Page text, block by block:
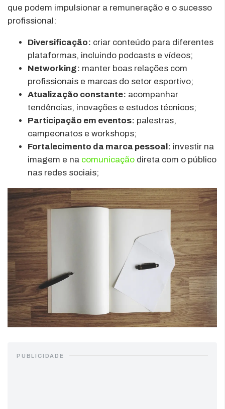
que podem impulsionar a remuneração e o sucesso
profissional:
Diversificação: criar conteúdo para diferentes
plataformas, incluindo podcasts e vídeos;
Networking: manter boas relações com
profissionais e marcas do setor esportivo;
Atualização constante: acompanhar
tendências, inovações e estudos técnicos;
Participação em eventos: palestras,
campeonatos e workshops;
Fortalecimento da marca pessoal: investir na
imagem e na comunicação direta com o público
nas redes sociais;
PUBLICIDADE